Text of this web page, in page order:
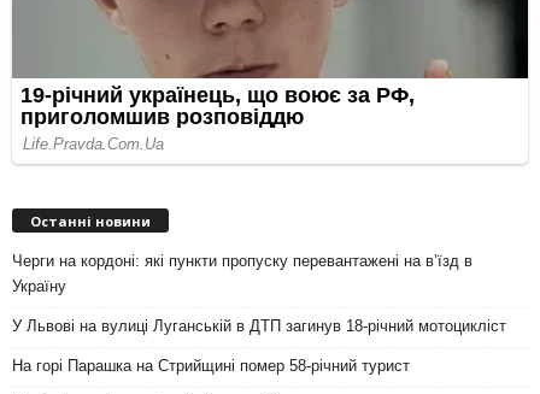
Останні новини
Черги на кордоні: які пункти пропуску перевантажені на вʼїзд в
Україну
У Львові на вулиці Луганській в ДТП загинув 18-річний мотоцикліст
На горі Парашка на Стрийщині помер 58-річний турист